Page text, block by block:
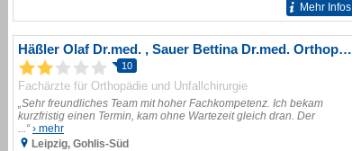
Mehr Infos
Häßler Olaf Dr.med. , Sauer Bettina Dr.med. Orthopädische Gemeinschaftspraxis
10
Fachärzte für Orthopädie und Unfallchirurgie
„Sehr freundliches Team mit hoher Fachkompetenz. Ich bekam
kurzfristig einen Termin, kam ohne Wartezeit gleich dran. Der
...“› mehr
Leipzig, Gohlis-Süd